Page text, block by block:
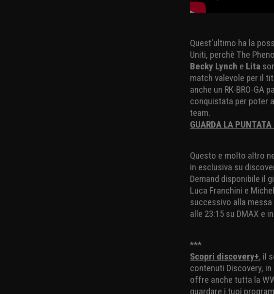
Quest'ultimo ha la
Uniti, perchè The
Becky Lynch e Lita
match valevole per il
anche un RK-BRO-GA
conquistata per poter
team.
GUARDA LA
Questo e molto altro
in esclusiva su
Demand disponibile il
Luca Franchini e
successivo alla
alle 23:15 su DMAX e
***
Scopri discovery+, il
contenuti Discovery,
offre anche tutta la
guardare i tuoi